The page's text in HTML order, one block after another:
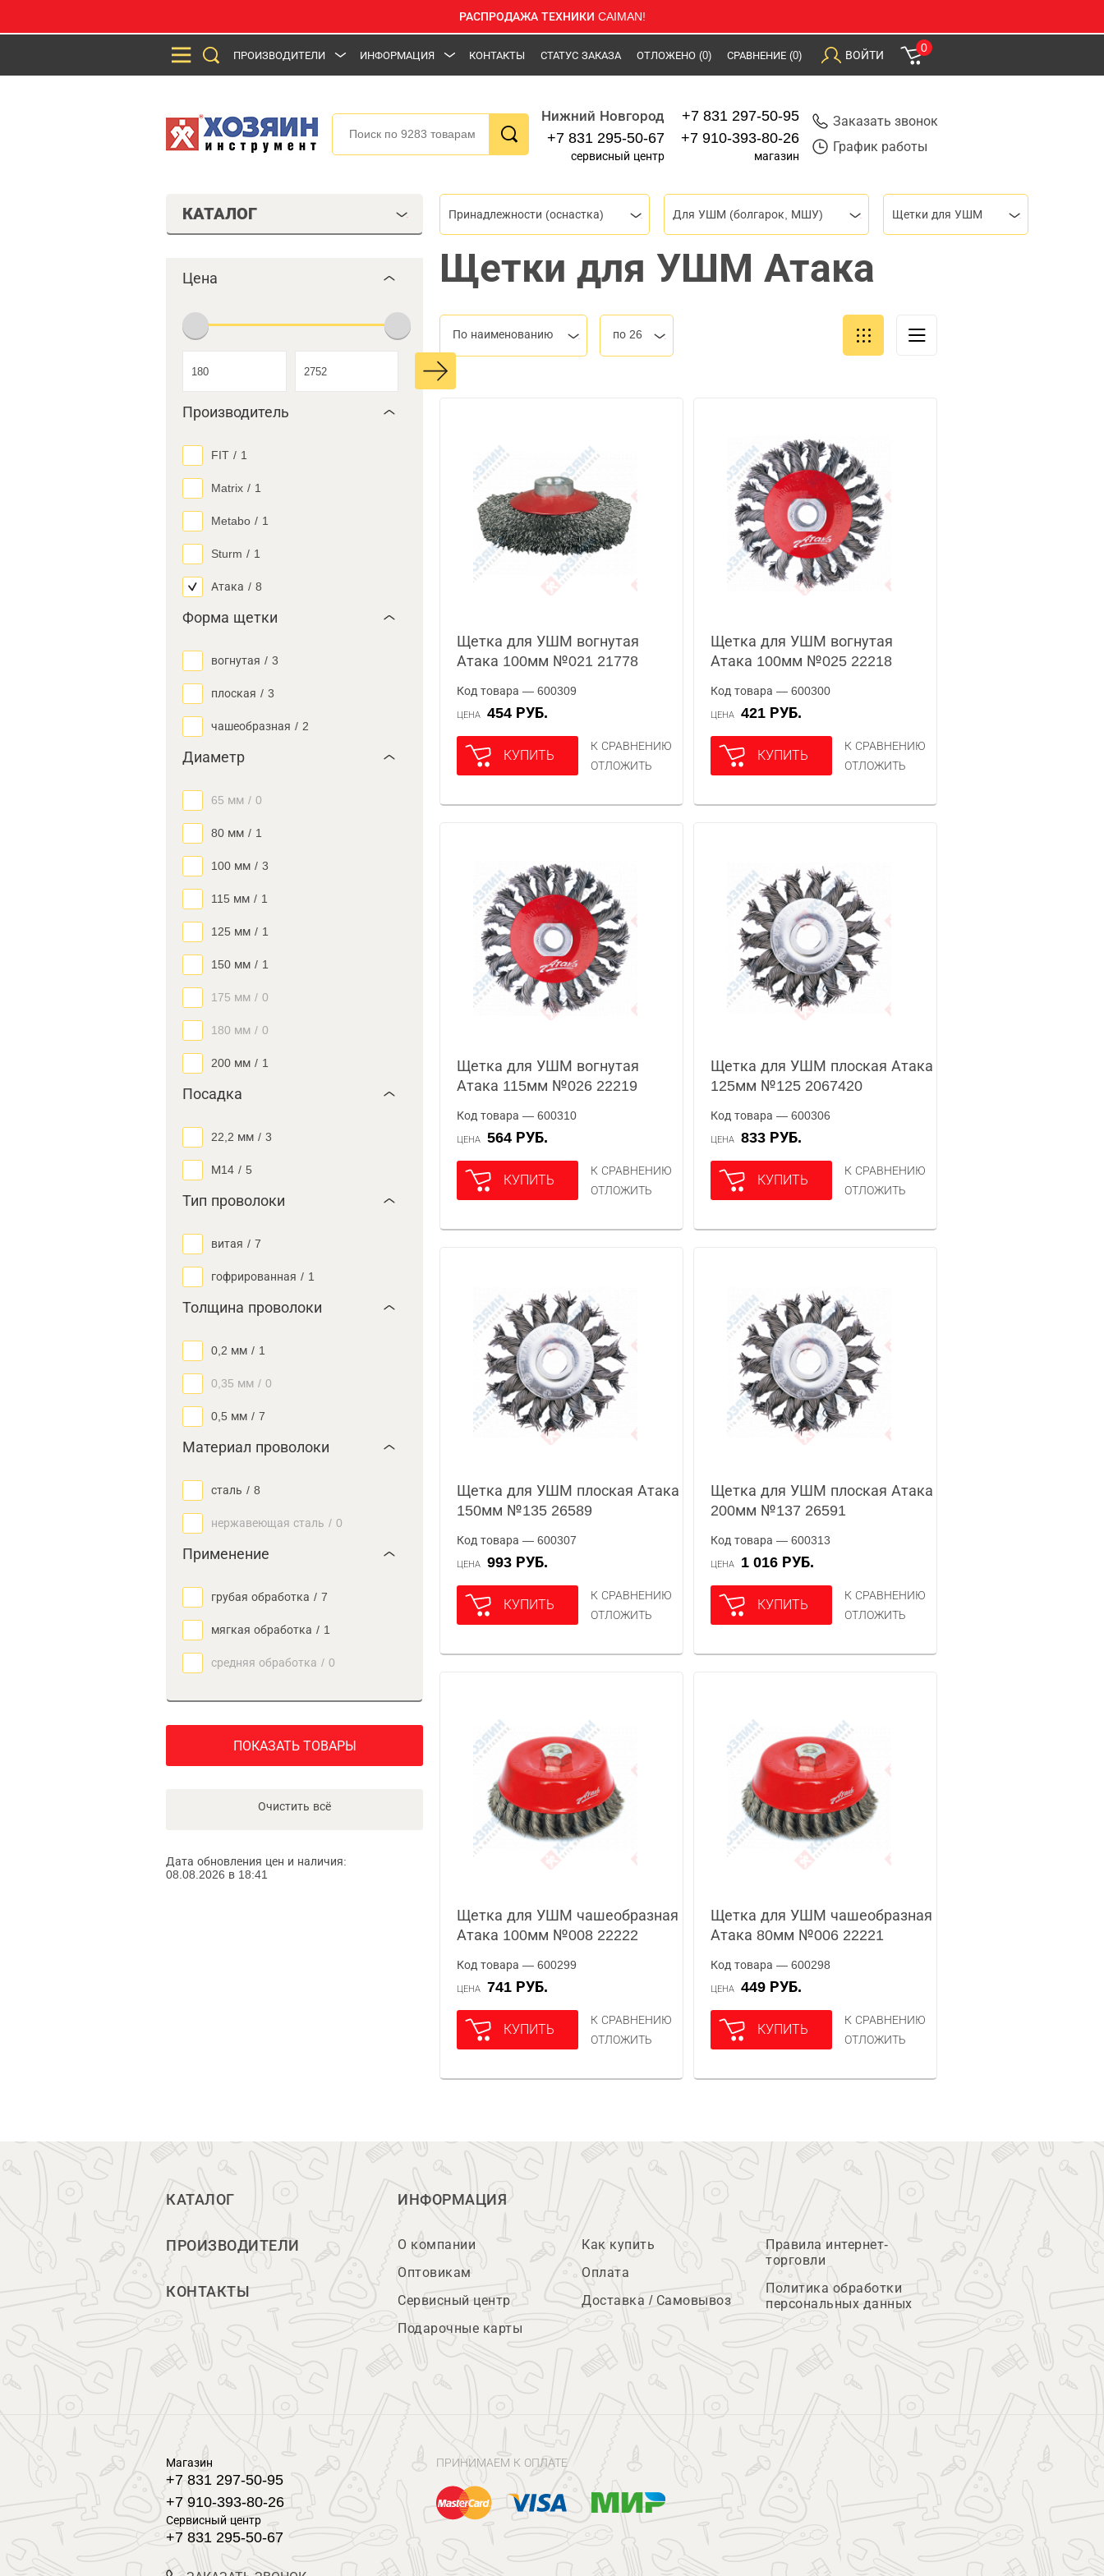
РАСПРОДАЖА ТЕХНИКИ CAIMAN!
ПРОИЗВОДИТЕЛИ ИНФОРМАЦИЯ КОНТАКТЫ СТАТУС ЗАКАЗА ОТЛОЖЕНО (0) СРАВНЕНИЕ (0) ВОЙТИ
0
Нижний Новгород
+7 831 295-50-67
сервисный центр
+7 831 297-50-95
+7 910-393-80-26
магазин
Заказать звонок
График работы
КАТАЛОГ
Цена
Производитель
FIT / 1
Matrix / 1
Metabo / 1
Sturm / 1
Атака / 8
Форма щетки
вогнутая / 3
плоская / 3
чашеобразная / 2
Диаметр
65 мм / 0
80 мм / 1
100 мм / 3
115 мм / 1
125 мм / 1
150 мм / 1
175 мм / 0
180 мм / 0
200 мм / 1
Посадка
22,2 мм / 3
М14 / 5
Тип проволоки
витая / 7
гофрированная / 1
Толщина проволоки
0,2 мм / 1
0,35 мм / 0
0,5 мм / 7
Материал проволоки
сталь / 8
нержавеющая сталь / 0
Применение
грубая обработка / 7
мягкая обработка / 1
средняя обработка / 0
ПОКАЗАТЬ ТОВАРЫ
Очистить всё
Дата обновления цен и наличия:
08.08.2026 в 18:41
Принадлежности (оснастка) Для УШМ (болгарок, МШУ) Щетки для УШМ
Щетки для УШМ Атака
По наименованию по 26
Щетка для УШМ вогнутая
Атака 100мм №021 21778
Код товара — 600309
ЦЕНА 454 РУБ.
КУПИТЬ
К СРАВНЕНИЮ
ОТЛОЖИТЬ
Щетка для УШМ вогнутая
Атака 100мм №025 22218
Код товара — 600300
ЦЕНА 421 РУБ.
КУПИТЬ
К СРАВНЕНИЮ
ОТЛОЖИТЬ
Щетка для УШМ вогнутая
Атака 115мм №026 22219
Код товара — 600310
ЦЕНА 564 РУБ.
КУПИТЬ
К СРАВНЕНИЮ
ОТЛОЖИТЬ
Щетка для УШМ плоская Атака
125мм №125 2067420
Код товара — 600306
ЦЕНА 833 РУБ.
КУПИТЬ
К СРАВНЕНИЮ
ОТЛОЖИТЬ
Щетка для УШМ плоская Атака
150мм №135 26589
Код товара — 600307
ЦЕНА 993 РУБ.
КУПИТЬ
К СРАВНЕНИЮ
ОТЛОЖИТЬ
Щетка для УШМ плоская Атака
200мм №137 26591
Код товара — 600313
ЦЕНА 1 016 РУБ.
КУПИТЬ
К СРАВНЕНИЮ
ОТЛОЖИТЬ
Щетка для УШМ чашеобразная
Атака 100мм №008 22222
Код товара — 600299
ЦЕНА 741 РУБ.
КУПИТЬ
К СРАВНЕНИЮ
ОТЛОЖИТЬ
Щетка для УШМ чашеобразная
Атака 80мм №006 22221
Код товара — 600298
ЦЕНА 449 РУБ.
КУПИТЬ
К СРАВНЕНИЮ
ОТЛОЖИТЬ
КАТАЛОГ
ПРОИЗВОДИТЕЛИ
КОНТАКТЫ
ИНФОРМАЦИЯ
О компании
Оптовикам
Сервисный центр
Подарочные карты
Как купить
Оплата
Доставка / Самовывоз
Правила интернет-
торговли
Политика обработки
персональных данных
Магазин
+7 831 297-50-95
+7 910-393-80-26
Сервисный центр
+7 831 295-50-67
ПРИНИМАЕМ К ОПЛАТЕ